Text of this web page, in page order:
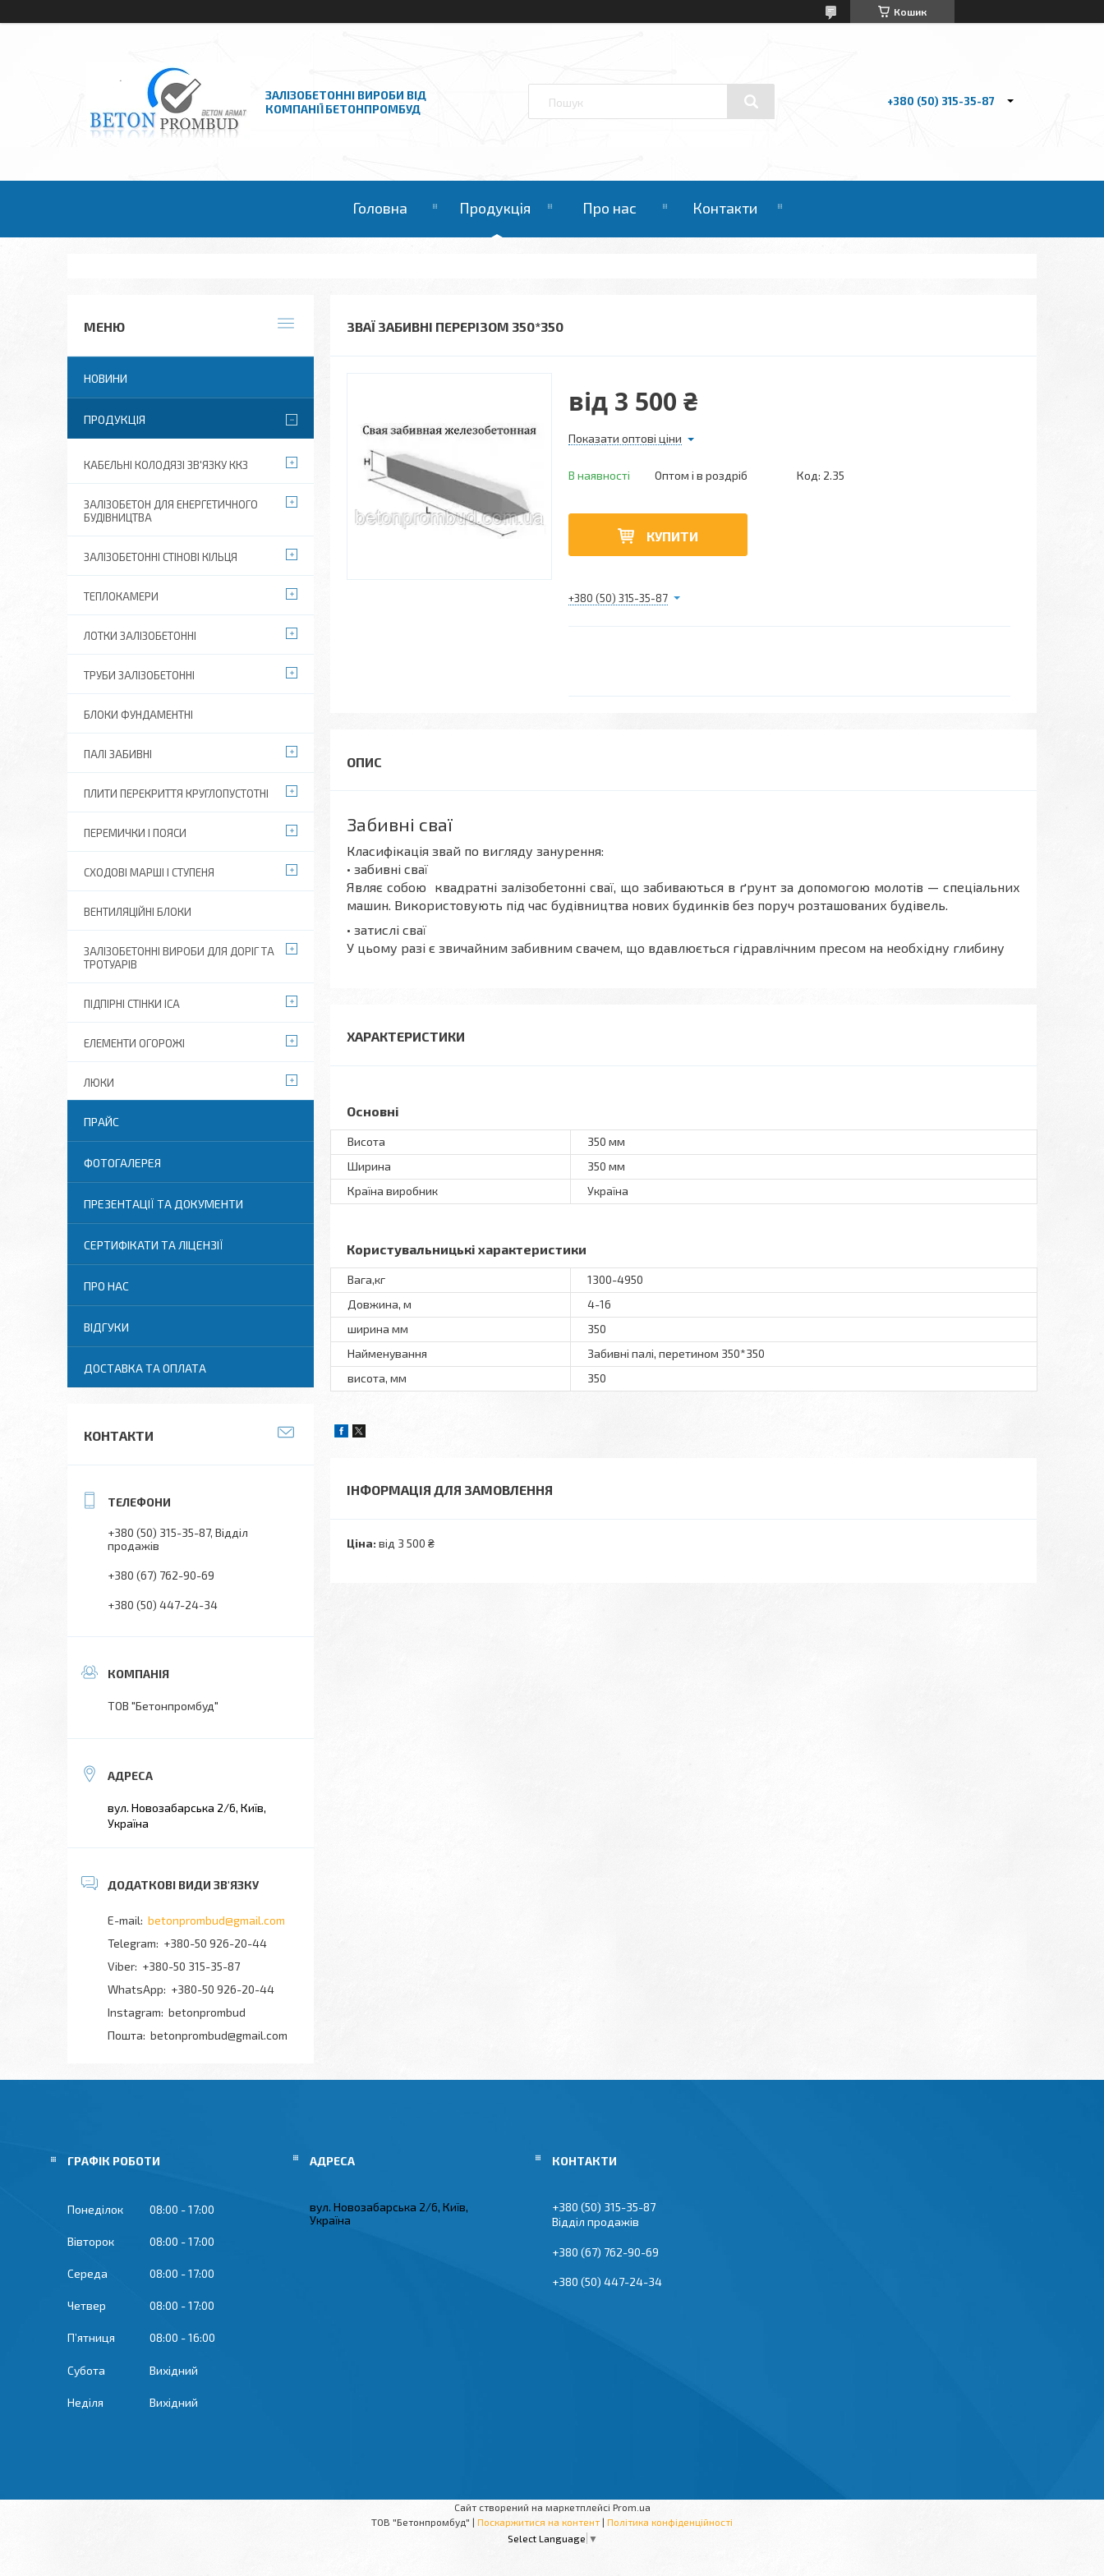
Кошик
ЗАЛІЗОБЕТОННІ ВИРОБИ ВІД
КОМПАНІЇ БЕТОНПРОМБУД
+380 (50) 315-35-87
Головна Продукція Про нас Контакти
ЗВАЇ ЗАБИВНІ ПЕРЕРІЗОМ 350*350
від 3 500 ₴
Показати оптові ціни
В наявності Оптом і в роздріб Код: 2.35
КУПИТИ
+380 (50) 315-35-87
Забивні сваї
Класифікація звай по вигляду занурення:
• забивні сваї
Являє собою квадратні залізобетонні сваї, що забиваються в ґрунт за допомогою молотів — спеціальних
машин. Використовують під час будівництва нових будинків без поруч розташованих будівель.
• затислі сваї
У цьому разі є звичайним забивним свачем, що вдавлюється гідравлічним пресом на необхідну глибину
ХАРАКТЕРИСТИКИ
Основні
Висота
350 мм
Ширина
350 мм
Країна виробник
Україна
Користувальницькі характеристики
Вага,кг
1300-4950
Довжина, м
4-16
ширина мм
350
Найменування
Забивні палі, перетином 350*350
висота, мм
350
ІНФОРМАЦІЯ ДЛЯ ЗАМОВЛЕННЯ
Ціна: від 3 500 ₴
НОВИНИ
ПРОДУКЦІЯ
КАБЕЛЬНІ КОЛОДЯЗІ ЗВ'ЯЗКУ ККЗ
ЗАЛІЗОБЕТОН ДЛЯ ЕНЕРГЕТИЧНОГО
БУДІВНИЦТВА
ЗАЛІЗОБЕТОННІ СТІНОВІ КІЛЬЦЯ
ТЕПЛОКАМЕРИ
ЛОТКИ ЗАЛІЗОБЕТОННІ
ТРУБИ ЗАЛІЗОБЕТОННІ
БЛОКИ ФУНДАМЕНТНІ
ПАЛІ ЗАБИВНІ
ПЛИТИ ПЕРЕКРИТТЯ КРУГЛОПУСТОТНІ
ПЕРЕМИЧКИ І ПОЯСИ
СХОДОВІ МАРШІ І СТУПЕНЯ
ВЕНТИЛЯЦІЙНІ БЛОКИ
ЗАЛІЗОБЕТОННІ ВИРОБИ ДЛЯ ДОРІГ ТА
ТРОТУАРІВ
ПІДПІРНІ СТІНКИ ІСА
ЕЛЕМЕНТИ ОГОРОЖІ
ЛЮКИ
ПРАЙС
ФОТОГАЛЕРЕЯ
ПРЕЗЕНТАЦІЇ ТА ДОКУМЕНТИ
СЕРТИФІКАТИ ТА ЛІЦЕНЗІЇ
ПРО НАС
ВІДГУКИ
ДОСТАВКА ТА ОПЛАТА
КОНТАКТИ
+380 (50) 315-35-87 Відділ
продажів
+380 (67) 762-90-69
+380 (50) 447-24-34
ТОВ "Бетонпромбуд"
вул. Новозабарська 2/6, Київ,
Україна
betonprombud@gmail.com
+380-50 926-20-44
+380-50 315-35-87
+380-50 926-20-44
Instagram betonprombud
Пошта betonprombud@gmail.com
ГРАФІК РОБОТИ
Понеділок 08:00 17:00
Вівторок 08:00 17:00
Середа 08:00 17:00
Четвер 08:00 17:00
Пʼятниця 08:00 16:00
Субота Вихідний
Неділя Вихідний
вул. Новозабарська 2/6, Київ,
Україна
+380 (50) 315-35-87
Відділ продажів
+380 (67) 762-90-69
+380 (50) 447-24-34
Сайт створений на маркетплейсі Prom.ua
ТОВ "Бетонпромбуд" | Поскаржитися на контент | Політика конфіденційності
Select Language ▼